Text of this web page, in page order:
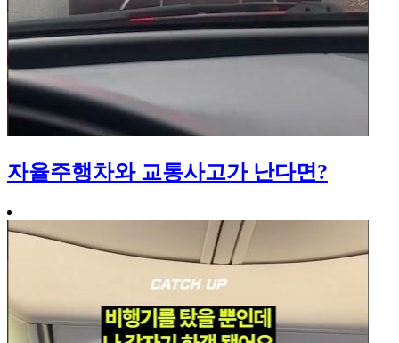
자율주행차와 교통사고가 난다면?